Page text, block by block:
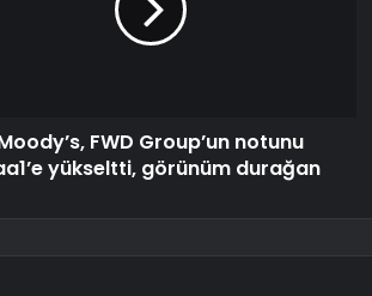
FWD Group’un notunu
yükseltti, görünüm durağan